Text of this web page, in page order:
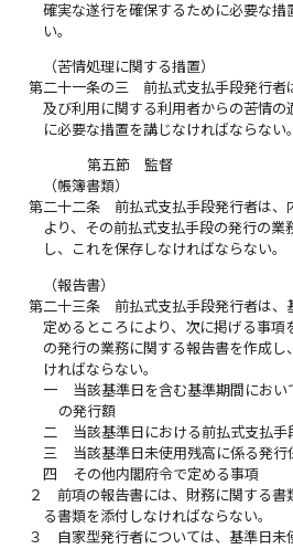
確実な遂行を確保するために必要な措
い。
（苦情処理に関する措置）
第二十一条の三
前払式支払手段発行者
及び利用に関する利用者からの苦情の
に必要な措置を講じなければならない。
第五節 監督
（帳簿書類）
第二十二条
前払式支払手段発行者は
より、その前払式支払手段の発行の
し、これを保存しなければならない。
（報告書）
第二十三条
前払式支払手段発行者は
定めるところにより、次に掲げる事項
の発行の業務に関する報告書を作成し
ければならない。
一
当該基準日を含む基準期間にお
の発行額
二
当該基準日における前払式支払
三
当該基準日未使用残高に係る発行
四
その他内閣府令で定める事項
２
前項の報告書には、財務に関する書
る書類を添付しなければならない。
３
自家型発行者については、基準日未